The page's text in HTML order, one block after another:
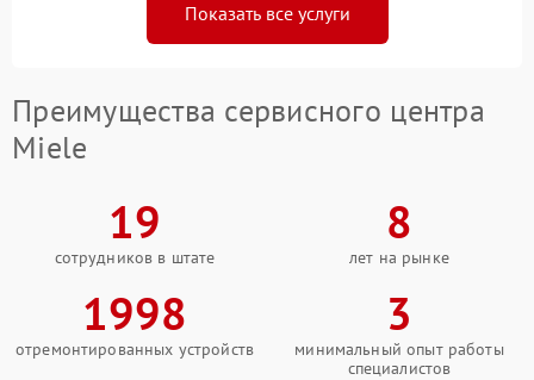
Показать все услуги
Преимущества сервисного центра
Miele
19
сотрудников в штате
8
лет на рынке
1998
отремонтированных устройств
3
минимальный опыт работы
специалистов